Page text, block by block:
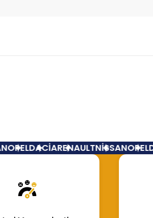
OPELDACİARENAULTNİSSANOPEL